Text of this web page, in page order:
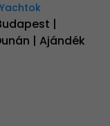
|
| Ajándék